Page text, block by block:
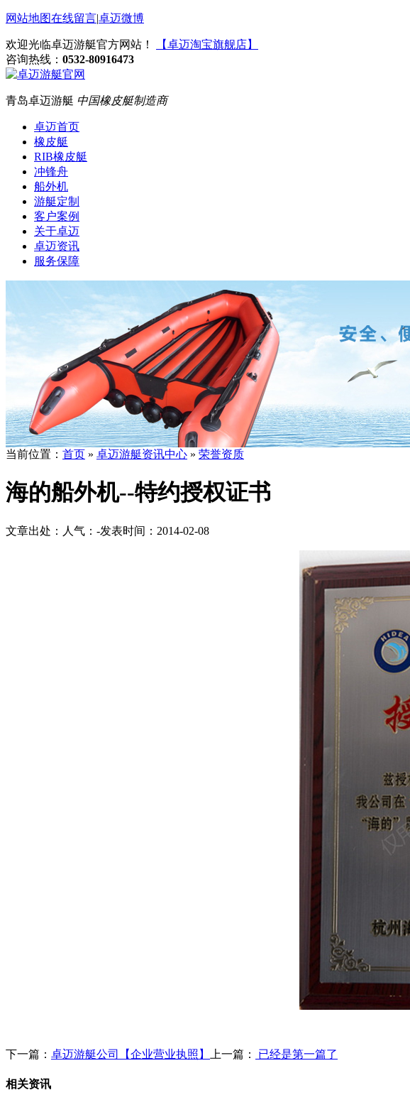
网站地图在线留言|卓迈微博
欢迎光临卓迈游艇官方网站！
【卓迈淘宝旗舰店】
咨询热线： 0532-80916473
青岛卓迈游艇 中国橡皮艇制造商
卓迈首页
橡皮艇
RIB橡皮艇
冲锋舟
船外机
游艇定制
客户案例
关于卓迈
卓迈资讯
服务保障
当前位置： 首页 » 卓迈游艇资讯中心 » 荣誉资质
海的船外机--特约授权证书
文章出处： 人气： -发表时间：2014-02-08
下一篇： 卓迈游艇公司【企业营业执照】 上一篇： 已经是第一篇了
相关资讯